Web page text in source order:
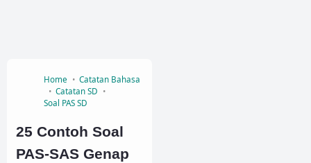
Home
Catatan Bahasa
Catatan SD
Soal PAS SD
25 Contoh Soal
PAS-SAS Genap